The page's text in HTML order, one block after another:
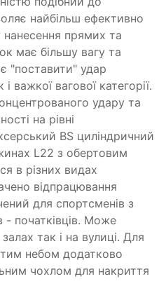
найбільш ефективно
нанесення прямих та
має більшу вагу та
"поставити" удар
важкої вагової категорії.
удару та
на рівні
BS циліндричний
L22 з обертовим
в різних видах
відпрацювання
для спортсменів з
- початківців. Може
так і на вулиці. Для
небом додатково
чохлом для накриття